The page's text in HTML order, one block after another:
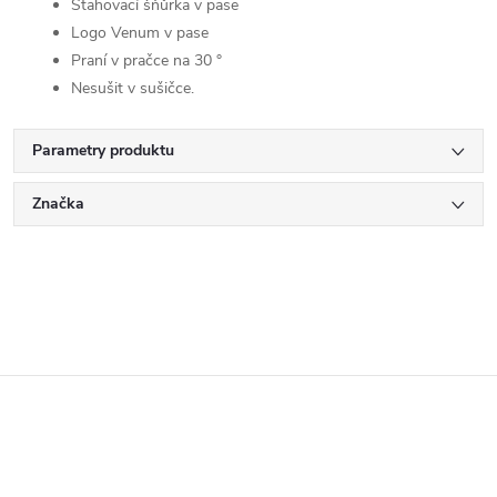
Stahovací šňůrka v pase
Logo Venum v pase
Praní v pračce na 30 °
Nesušit v sušičce.
Parametry produktu
Značka